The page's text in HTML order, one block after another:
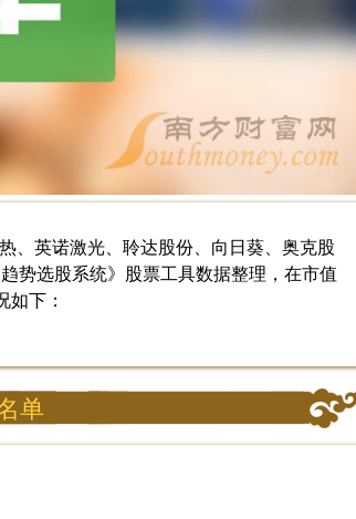
、英诺激光、聆达股份、向日葵、奥克股
势选股系统》股票工具数据整理，在市值
下：
单